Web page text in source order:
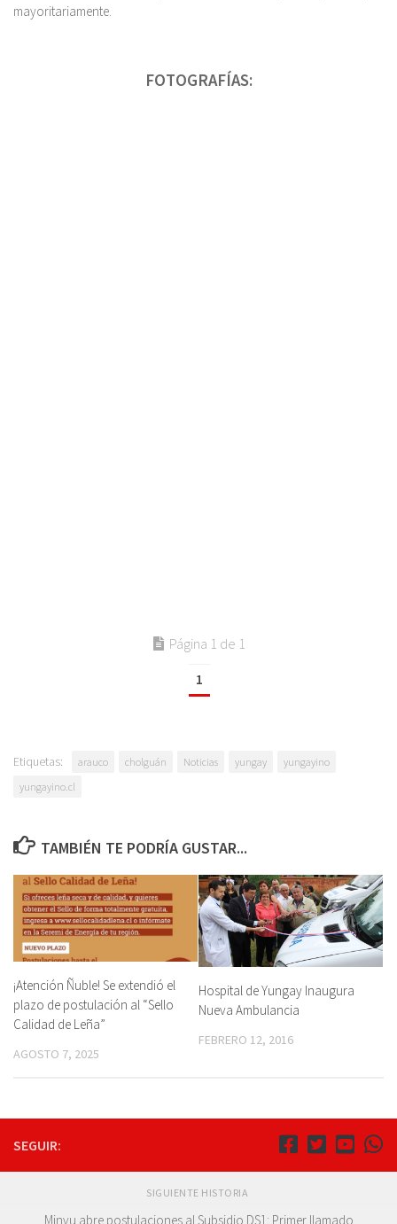
mayoritariamente.
FOTOGRAFÍAS:
Página 1 de 1
1
Etiquetas: arauco cholguán Noticias yungay
yungayino
yungayino.cl
TAMBIÉN TE PODRÍA GUSTAR...
¡Atención Ñuble! Se extendió el
plazo de postulación al “Sello
Calidad de Leña”
AGOSTO 7, 2025
Hospital de Yungay Inaugura
Nueva Ambulancia
FEBRERO 12, 2016
SEGUIR:
SIGUIENTE HISTORIA
Minvu abre postulaciones al Subsidio DS1: Primer llamado